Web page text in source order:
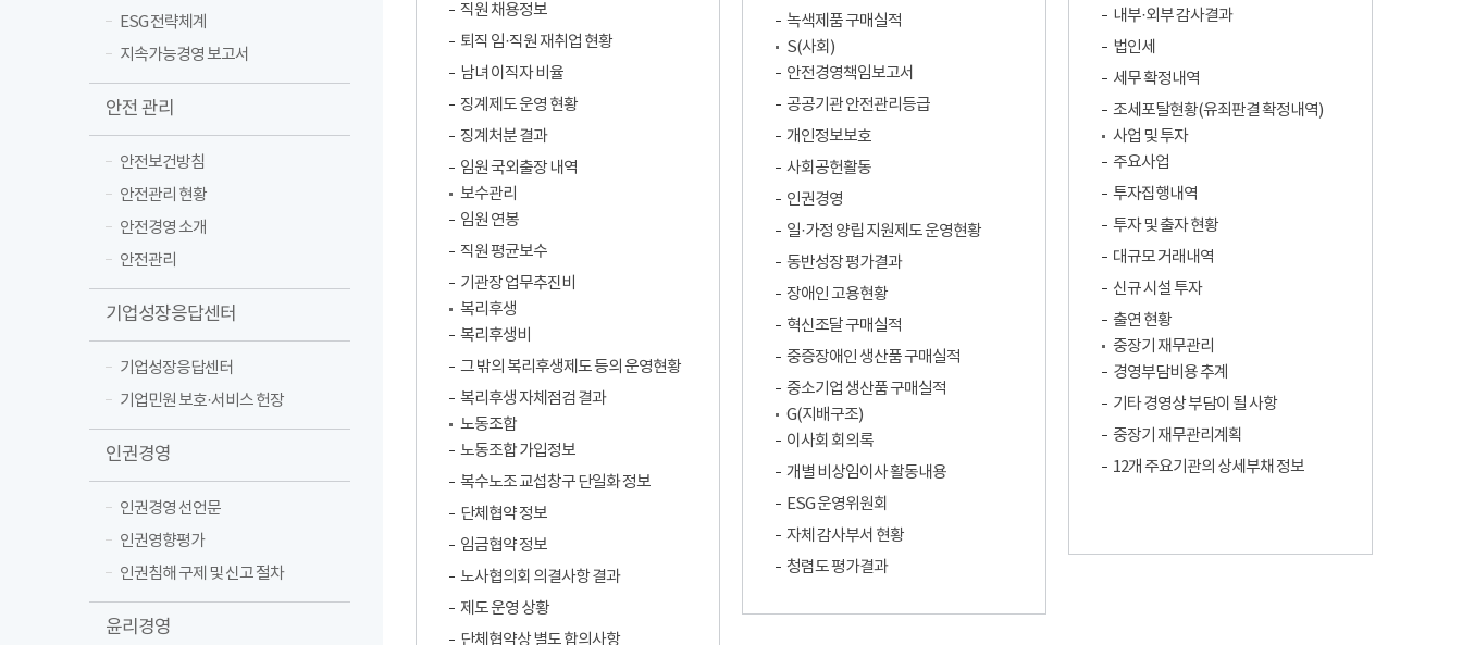
ESG 전략체계
지속가능경영 보고서
안전 관리
안전보건방침
안전관리 현황
안전경영 소개
안전관리
기업성장응답센터
기업성장응답센터
기업민원 보호·서비스 헌장
인권경영
인권경영 선언문
인권영향평가
인권침해 구제 및 신고 절차
윤리경영
직원 채용정보
퇴직 임·직원 재취업 현황
남녀 이직자 비율
징계제도 운영 현황
징계처분 결과
임원 국외출장 내역
보수관리
임원 연봉
직원 평균보수
기관장 업무추진비
복리후생
복리후생비
그 밖의 복리후생제도 등의 운영현황
복리후생 자체점검 결과
노동조합
노동조합 가입정보
복수노조 교섭창구 단일화 정보
단체협약 정보
임금협약 정보
노사협의회 의결사항 결과
제도 운영 상황
단체협약상 별도 합의사항
녹색제품 구매실적
S(사회)
안전경영책임보고서
공공기관 안전관리등급
개인정보보호
사회공헌활동
인권경영
일·가정 양립 지원제도 운영현황
동반성장 평가결과
장애인 고용현황
혁신조달 구매실적
중증장애인 생산품 구매실적
중소기업 생산품 구매실적
G(지배구조)
이사회 회의록
개별 비상임이사 활동내용
ESG 운영위원회
자체 감사부서 현황
청렴도 평가결과
내부·외부 감사결과
법인세
세무 확정내역
조세포탈현황(유죄판결 확정내역)
사업 및 투자
주요사업
투자집행내역
투자 및 출자 현황
대규모 거래내역
신규 시설 투자
출연 현황
중장기 재무관리
경영부담비용 추계
기타 경영상 부담이 될 사항
중장기 재무관리계획
12개 주요기관의 상세부채 정보